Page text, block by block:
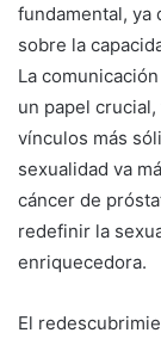
fundamental, ya
sobre la
La
un papel
vínculos más
sexualidad va
cáncer de
redefinir la
enriquecedora.
El